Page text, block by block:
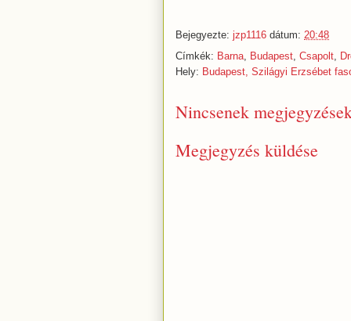
Bejegyezte: jzp1116 dátum: 20:48
Címkék: Barna, Budapest, Csapolt,
Hely: Budapest, Szilágyi Erzsébet
Nincsenek
Megjegyzés küldése